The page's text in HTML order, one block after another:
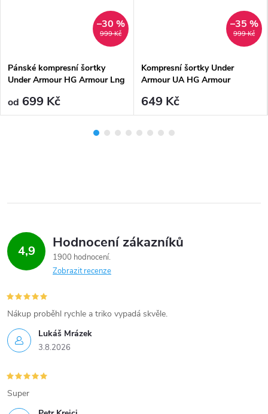
999 Kč
–30 %
Pánské kompresní šortky
Under Armour HG Armour Lng
od 699 Kč
999 Kč
–35 %
Kompresní šortky Under
Armour UA HG Armour
649 Kč
4,9 Hodnocení zákazníků
1900 hodnocení
Zobrazit recenze
Lukáš Mrázek
3.8.2026
Nákup proběhl rychle a triko vypadá skvěle.
Super